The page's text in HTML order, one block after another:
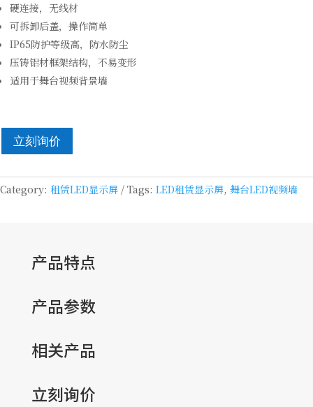
硬连接，无线材
可拆卸后盖，操作简单
IP65防护等级高，防水防尘
压铸铝材框架结构，不易变形
适用于舞台视频背景墙
立刻询价
Category: 租赁LED显示屏 Tags: LED租赁显示屏, 舞台LED视频墙
产品特点
产品参数
相关产品
立刻询价